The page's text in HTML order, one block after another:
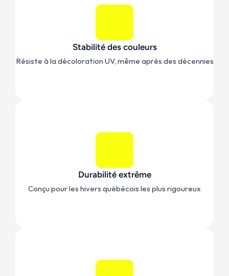
Stabilité des couleurs
Résiste à la décoloration UV, même après des décennies
Durabilité extrême
Conçu pour les hivers québécois les plus rigoureux